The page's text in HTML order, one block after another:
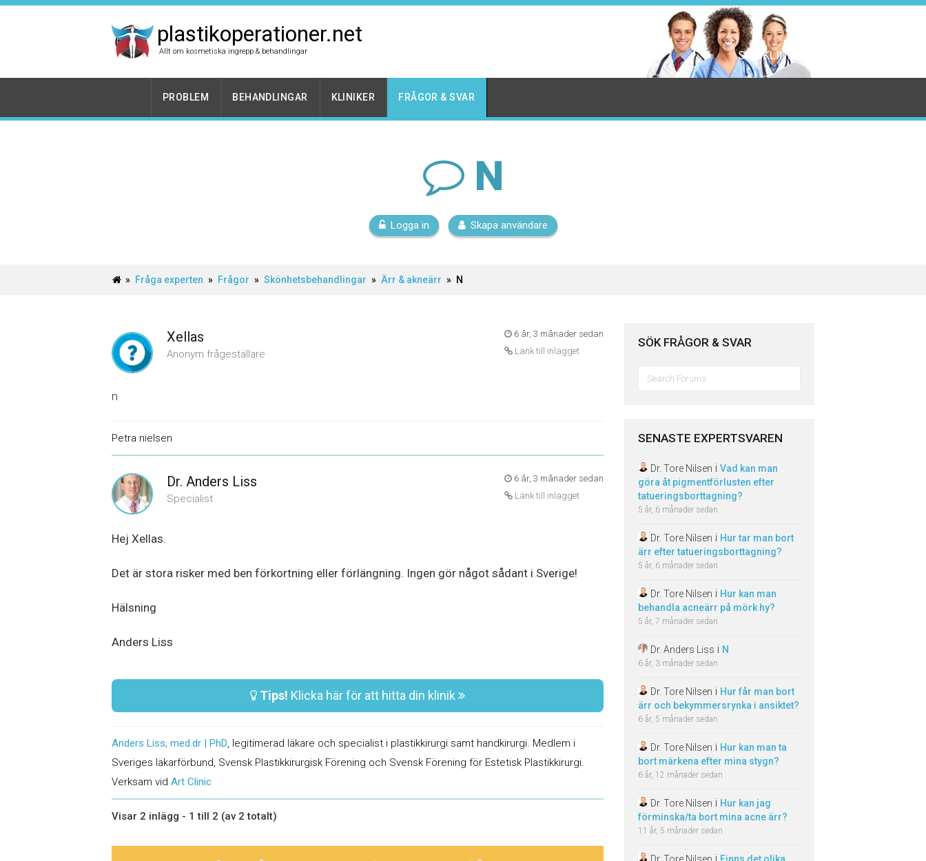
plastikoperationer.net
Allt om kosmetiska ingrepp & behandlingar SÖK KLINIK
PROBLEM BEHANDLINGAR KLINIKER FRÅGOR & SVAR
N
Logga in Skapa användare
» Fråga experten » Frågor » Skönhetsbehandlingar » Ärr & akneärr » N
6 år, 3 månader sedan
Länk till inlägget
Xellas
Anonym frågeställare
n
Petra nielsen
6 år, 3 månader sedan
Länk till inlägget
Dr. Anders Liss
Specialist
Hej Xellas.
Det är stora risker med ben förkortning eller förlängning. Ingen gör något sådant i Sverige!
Hälsning
Anders Liss
Tips! Klicka här för att hitta din klinik
Anders Liss, med.dr | PhD, legitimerad läkare och specialist i plastikkirurgi samt handkirurgi. Medlem i
Sveriges läkarförbund, Svensk Plastikkirurgisk Förening och Svensk Förening för Estetisk Plastikkirurgi.
Verksam vid Art Clinic
Visar 2 inlägg - 1 till 2 (av 2 totalt)
SÖK FRÅGOR & SVAR
SENASTE EXPERTSVAREN
Dr. Tore Nilsen i Vad kan man
göra åt pigmentförlusten efter
tatueringsborttagning?
5 år, 6 månader sedan
Dr. Tore Nilsen i Hur tar man bort
ärr efter tatueringsborttagning?
5 år, 6 månader sedan
Dr. Tore Nilsen i Hur kan man
behandla acneärr på mörk hy?
5 år, 7 månader sedan
Dr. Anders Liss i N
6 år, 3 månader sedan
Dr. Tore Nilsen i Hur får man bort
ärr och bekymmersrynka i ansiktet?
6 år, 5 månader sedan
Dr. Tore Nilsen i Hur kan man ta
bort märkena efter mina stygn?
6 år, 12 månader sedan
Dr. Tore Nilsen i Hur kan jag
förminska/ta bort mina acne ärr?
11 år, 5 månader sedan
Dr. Tore Nilsen
Finns det olika